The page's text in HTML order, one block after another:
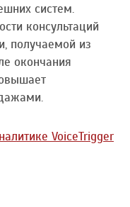
систем.
консультаций
получаемой из
окончания
VoiceTrigger